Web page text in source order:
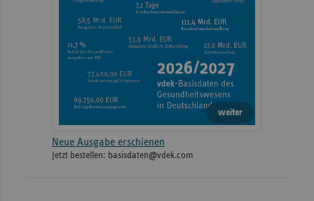
weiter
Neue Ausgabe erschienen
Jetzt bestellen: basisdaten@vdek.com